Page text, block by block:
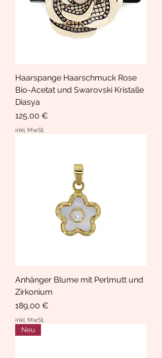
Haarspange Haarschmuck Rose
Bio-Acetat und Swarovski Kristalle
Diasya
Preis
125,00 €
inkl. MwSt.
Anhänger Blume mit Perlmutt und
Zirkonium
Preis
189,00 €
inkl. MwSt.
Neu